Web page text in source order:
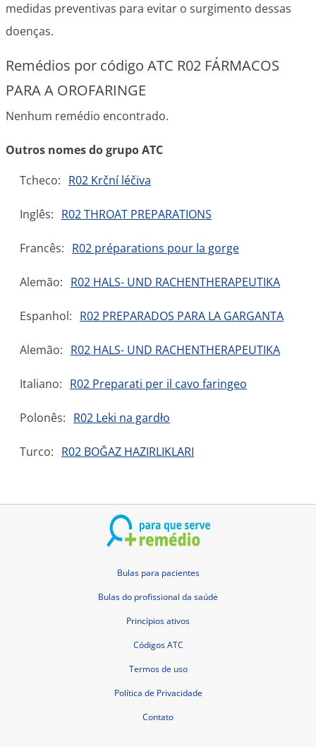
medidas preventivas para evitar o surgimento dessas
doenças.
Remédios por código ATC R02 FÁRMACOS
PARA A OROFARINGE
Nenhum remédio encontrado.
Outros nomes do grupo ATC
Tcheco: R02 Krční léčiva
Inglês: R02 THROAT PREPARATIONS
Francês: R02 préparations pour la gorge
Alemão: R02 HALS- UND RACHENTHERAPEUTIKA
Espanhol: R02 PREPARADOS PARA LA GARGANTA
Alemão: R02 HALS- UND RACHENTHERAPEUTIKA
Italiano: R02 Preparati per il cavo faringeo
Polonês: R02 Leki na gardło
Turco: R02 BOĞAZ HAZIRLIKLARI
Bulas para pacientes
Bulas do profissional da saúdė
Princípios ativos
Códigos ATC
Termos de uso
Política de Privacidade
Contato